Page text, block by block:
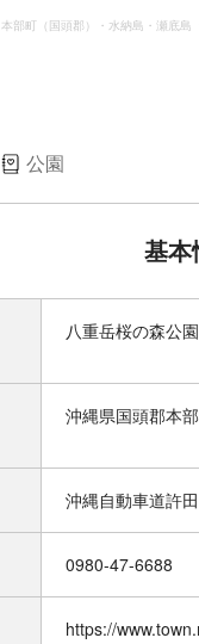
本部町（国頭郡）・水納島・瀬底島
公園
基本
八重岳桜の森公園
沖縄県国頭郡本
沖縄自動車道許
0980-47-6688
https://